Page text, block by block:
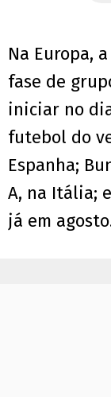
Na Europa, a
fase de
iniciar no
futebol do
Espanha;
A, na Itália;
já em